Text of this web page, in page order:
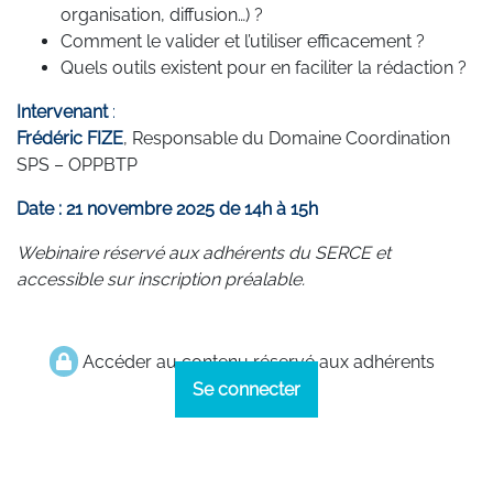
organisation, diffusion…) ?
Comment le valider et l’utiliser efficacement ?
Quels outils existent pour en faciliter la rédaction ?
Intervenant:
Frédéric FIZE, Responsable du Domaine Coordination
SPS – OPPBTP
Date : 21 novembre 2025 de 14h à 15h
Webinaire réservé aux adhérents du SERCE et
accessible sur inscription préalable.
Accéder au contenu réservé aux adhérents
Se connecter